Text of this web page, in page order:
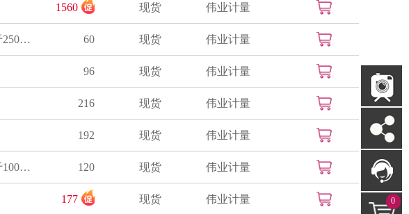
1560 现货 伟业计量
不低于250mg 60 现货 伟业计量
96 现货 伟业计量
216 现货 伟业计量
192 现货 伟业计量
不低于100mg 120 现货 伟业计量
177 现货 伟业计量 0